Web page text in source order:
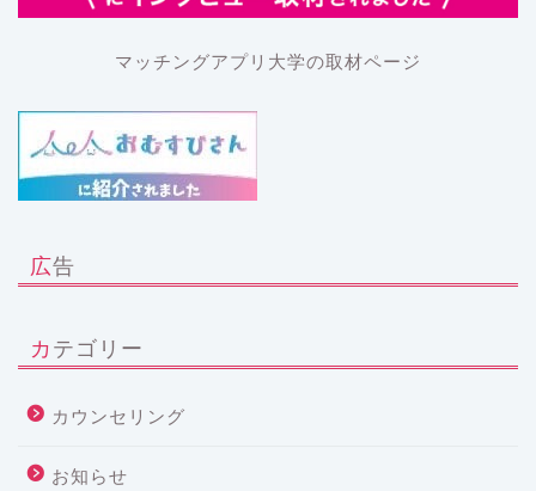
マッチングアプリ大学の取材ページ
広告
カテゴリー
カウンセリング
お知らせ